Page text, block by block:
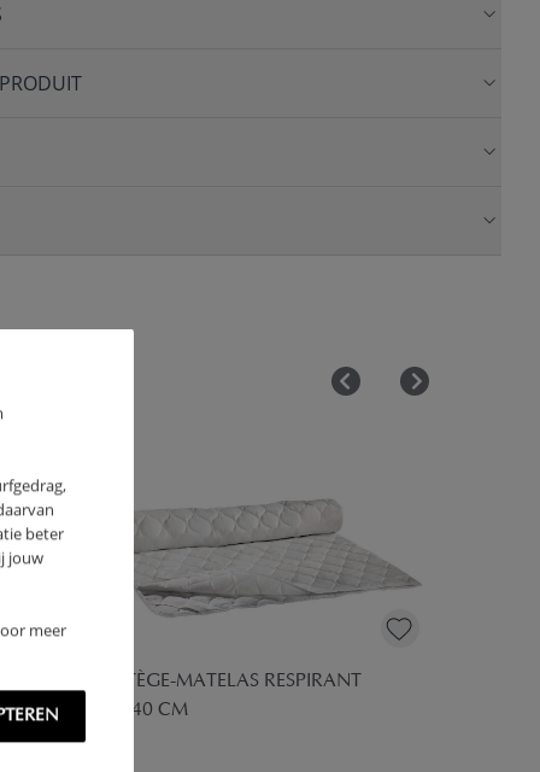
beter
jouw
meer
PROTÈGE-MATELAS RESPIRANT
70X140 CM